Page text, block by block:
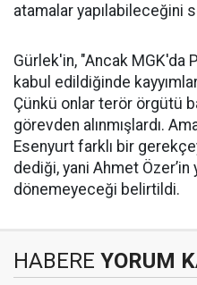
atamalar yapılabileceğini
Gürlek'in, "Ancak MGK'da
kabul edildiğinde
Çünkü onlar terör örgütü
görevden alınmışlardı.
Esenyurt farklı bir
dediği, yani Ahmet
dönemeyeceği belirtildi.
HABERE YORUM